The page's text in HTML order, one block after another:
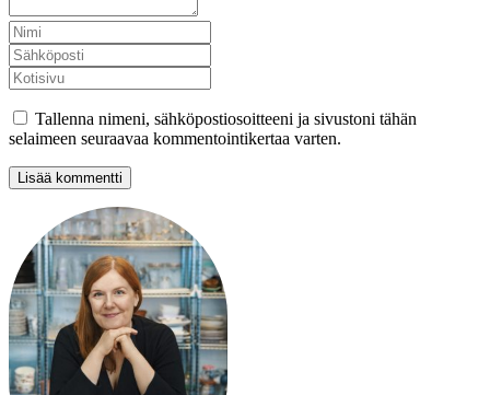
Tallenna nimeni, sähköpostiosoitteeni ja sivustoni tähän
selaimeen seuraavaa kommentointikertaa varten.